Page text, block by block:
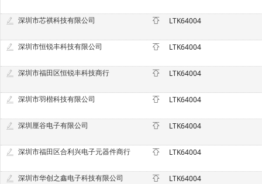
深圳市芯祺科技有限公司 LTK64004
深圳市恒锐丰科技有限公司 LTK64004
深圳市福田区恒锐丰科技商行 LTK64004
深圳市羽楷科技有限公司 LTK64004
深圳厘谷电子有限公司 LTK64004
深圳市福田区合利兴电子元器件商行 LTK64004
深圳市华创之鑫电子科技有限公司 LTK64004